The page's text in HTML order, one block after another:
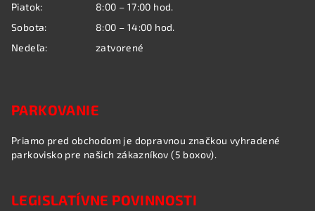
Piatok:
8:00 – 17:00 hod.
Sobota:
8:00 – 14:00 hod.
Nedeľa:
zatvorené
PARKOVANIE
Priamo pred obchodom je dopravnou značkou vyhradené
parkovisko pre našich zákazníkov (5 boxov).
LEGISLATÍVNE POVINNOSTI